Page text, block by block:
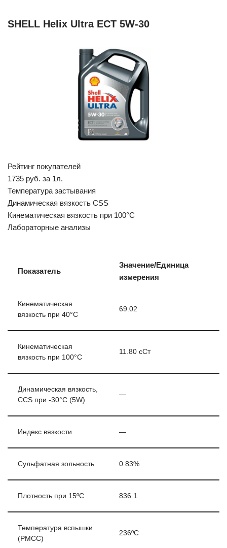
SHELL Helix Ultra ECT 5W-30
Рейтинг покупателей
1735 руб. за 1л.
Температура застывания
Динамическая вязкость CSS
Кинематическая вязкость при 100°C
Лабораторные анализы
Показатель
Значение/Единица
измерения
Кинематическая
вязкость при 40°C
69.02
Кинематическая
вязкость при 100°C
11.80 сСт
Динамическая вязкость,
CCS при -30°С (5W)
—
Индекс вязкости —
Сульфатная зольность 0.83%
Плотность при 15ºC 836.1
Температура вспышки
(PMCC)
236ºC